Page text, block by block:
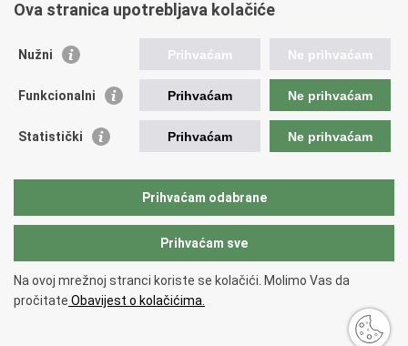
Korisne poveznice
Vlada RH
ASOO
CARNET
Copyright © 2026 Ministarstvo znanosti, obrazovanja i mladih.
korištenjaIzjava o pristupačnosti
Ova stranica upotrebljava kolačiće
Nužni Prihvaćam Ne prihvaćam
Funkcionalni Prihvaćam Ne prihvaćam
Statistički Prihvaćam Ne prihvaćam
Prihvaćam odabrane
Prihvaćam sve
Na ovoj mrežnoj stranci koriste se kolačići. Molimo Vas da
pročitate Obavijest o kolačićima.